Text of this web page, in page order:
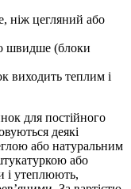
ніж цегляний або
швидше (блоки
виходить теплим і
для постійного
деякі
або натуральним
або
і утеплюють,